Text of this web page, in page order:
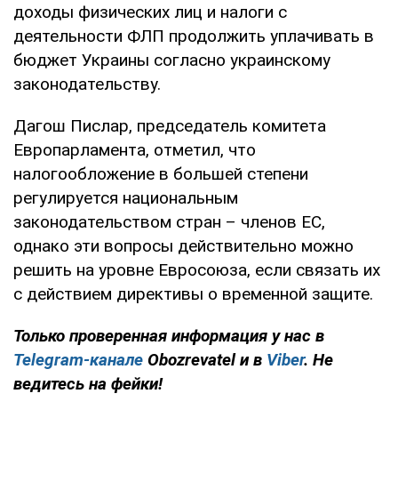
доходы физических лиц и налоги с
деятельности ФЛП продолжить уплачивать в
бюджет Украины согласно украинскому
законодательству.
Дагош Пислар, председатель комитета
Европарламента, отметил, что
налогообложение в большей степени
регулируется национальным
законодательством стран – членов ЕС,
однако эти вопросы действительно можно
решить на уровне Евросоюза, если связать их
с действием директивы о временной защите.
Только проверенная информация у нас в
Telegram-канале Obozrevatel и в Viber. Не
ведитесь на фейки!